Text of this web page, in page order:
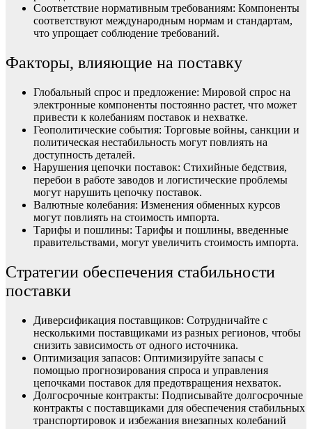
Соответствие нормативным требованиям: Компоненты
соответствуют международным нормам и стандартам,
что упрощает соблюдение требований.
Факторы, влияющие на поставку
Глобальный спрос и предложение: Мировой спрос на
электронные компоненты постоянно растет, что может
привести к колебаниям поставок и нехватке.
Геополитические события: Торговые войны, санкции и
политическая нестабильность могут повлиять на
доступность деталей.
Нарушения цепочки поставок: Стихийные бедствия,
перебои в работе заводов и логистические проблемы
могут нарушить цепочку поставок.
Валютные колебания: Изменения обменных курсов
могут повлиять на стоимость импорта.
Тарифы и пошлины: Тарифы и пошлины, введенные
правительствами, могут увеличить стоимость импорта.
Стратегии обеспечения стабильности
поставки
Диверсификация поставщиков: Сотрудничайте с
несколькими поставщиками из разных регионов, чтобы
снизить зависимость от одного источника.
Оптимизация запасов: Оптимизируйте запасы с
помощью прогнозирования спроса и управления
цепочками поставок для предотвращения нехваток.
Долгосрочные контракты: Подписывайте долгосрочные
контракты с поставщиками для обеспечения стабильных
транспортировок и избежания внезапных колебаний